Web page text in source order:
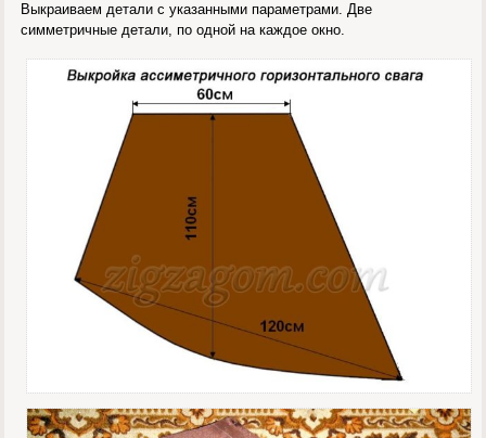
Выкраиваем детали с указанными параметрами. Две
симметричные детали, по одной на каждое окно.